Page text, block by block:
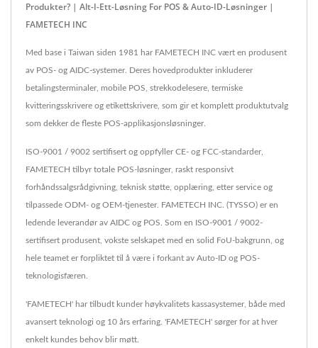
Produkter? | Alt-I-Ett-Løsning For POS & Auto-ID-Løsninger |
FAMETECH INC
Med base i Taiwan siden 1981 har FAMETECH INC vært en produsent
av POS- og AIDC-systemer. Deres hovedprodukter inkluderer
betalingsterminaler, mobile POS, strekkodelesere, termiske
kvitteringsskrivere og etikettskrivere, som gir et komplett produktutvalg
som dekker de fleste POS-applikasjonsløsninger.
ISO-9001 / 9002 sertifisert og oppfyller CE- og FCC-standarder,
FAMETECH tilbyr totale POS-løsninger, raskt responsivt
forhåndssalgsrådgivning, teknisk støtte, opplæring, etter service og
tilpassede ODM- og OEM-tjenester. FAMETECH INC. (TYSSO) er en
ledende leverandør av AIDC og POS. Som en ISO-9001 / 9002-
sertifisert produsent, vokste selskapet med en solid FoU-bakgrunn, og
hele teamet er forpliktet til å være i forkant av Auto-ID og POS-
teknologisfæren.
'FAMETECH' har tilbudt kunder høykvalitets kassasystemer, både med
avansert teknologi og 10 års erfaring. 'FAMETECH' sørger for at hver
enkelt kundes behov blir møtt.